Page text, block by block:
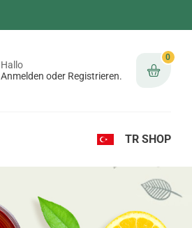
Hallo
Anmelden oder Registrieren.
0
TR SHOP